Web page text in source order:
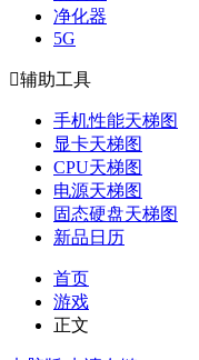
净化器
5G
辅助工具
手机性能天梯图
显卡天梯图
CPU天梯图
电源天梯图
固态硬盘天梯图
新品日历
首页
游戏
正文